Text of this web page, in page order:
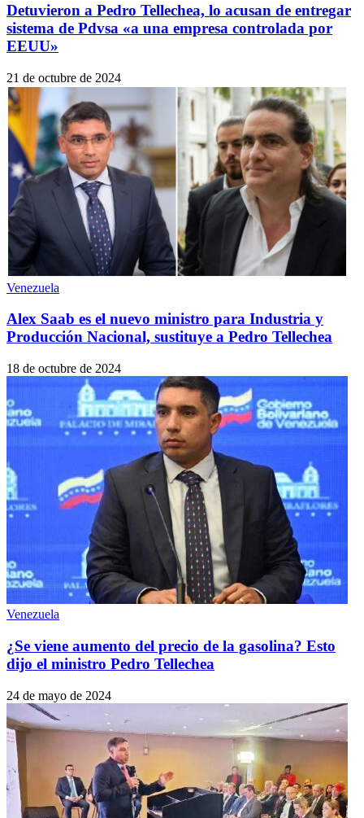
Detuvieron a Pedro Tellechea, lo acusan de entregar
sistema de Pdvsa «a una empresa controlada por
EEUU»
21 de octubre de 2024
Venezuela
Alex Saab es el nuevo ministro para Industria y
Producción Nacional, sustituye a Pedro Tellechea
18 de octubre de 2024
Venezuela
¿Se viene aumento del precio de la gasolina? Esto
dijo el ministro Pedro Tellechea
24 de mayo de 2024